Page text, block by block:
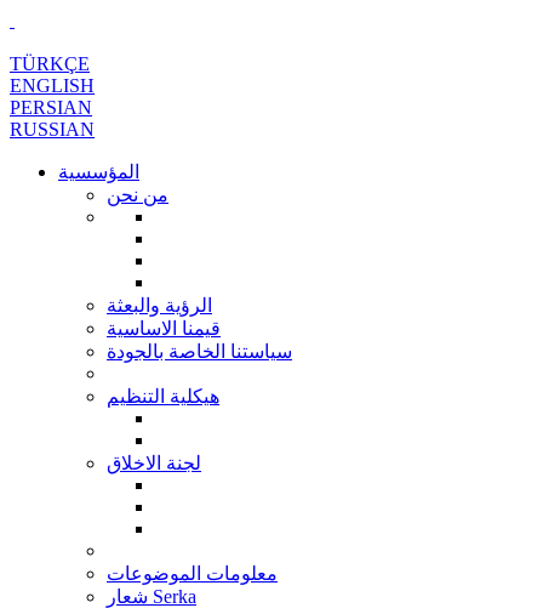
TÜRKÇE
ENGLISH
PERSIAN
RUSSIAN
المؤسسية
من نحن
الرؤية والبعثة
قيمنا الاساسية
سياستنا الخاصة بالجودة
هيكلية التنظيم
لجنة الاخلاق
معلومات الموضوعات
شعار Serka